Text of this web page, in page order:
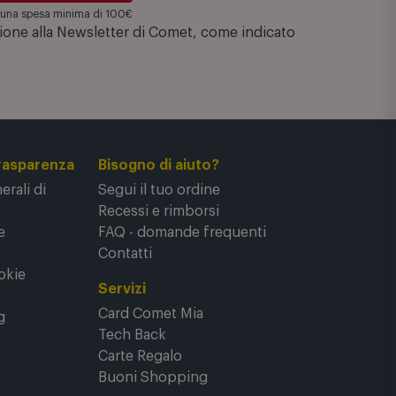
spesa minima di 100€
alla Newsletter di Comet, come indicato
di
Bisogno di aiuto?
Segui il tuo ordine
Recessi e rimborsi
FAQ - domande frequenti
Contatti
Servizi
Card Comet Mia
Tech Back
Carte Regalo